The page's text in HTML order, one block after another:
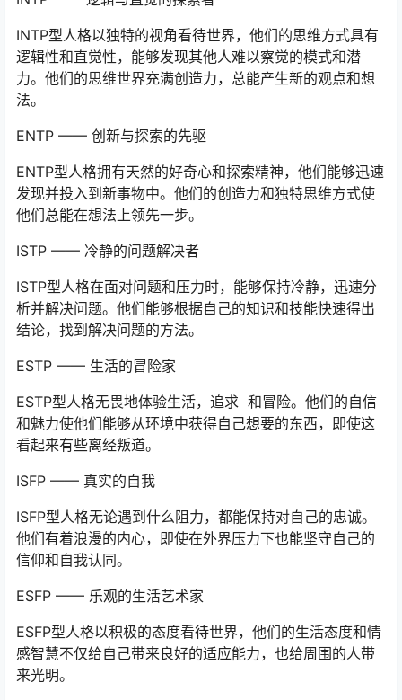
INTP型人格以独特的视角看待世界，他们的思维方式具有
逻辑性和直觉性，能够发现其他人难以察觉的模式和潜
力。他们的思维世界充满创造力，总能产生新的观点和想
法。
ENTP —— 创新与探索的先驱
ENTP型人格拥有天然的好奇心和探索精神，他们能够迅速
发现并投入到新事物中。他们的创造力和独特思维方式使
他们总能在想法上领先一步。
ISTP —— 冷静的问题解决者
ISTP型人格在面对问题和压力时，能够保持冷静，迅速分
析并解决问题。他们能够根据自己的知识和技能快速得出
结论，找到解决问题的方法。
ESTP —— 生活的冒险家
ESTP型人格无畏地体验生活，追求 和冒险。他们的自信
和魅力使他们能够从环境中获得自己想要的东西，即使这
看起来有些离经叛道。
ISFP —— 真实的自我
ISFP型人格无论遇到什么阻力，都能保持对自己的忠诚。
他们有着浪漫的内心，即使在外界压力下也能坚守自己的
信仰和自我认同。
ESFP —— 乐观的生活艺术家
ESFP型人格以积极的态度看待世界，他们的生活态度和情
感智慧不仅给自己带来良好的适应能力，也给周围的人带
来光明。